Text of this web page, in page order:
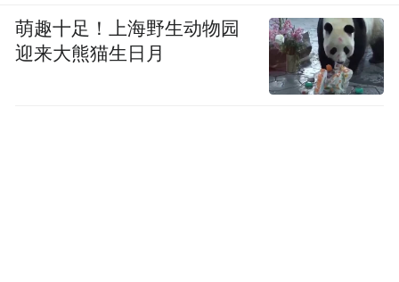
萌趣十足！上海野生动物园
迎来大熊猫生日月